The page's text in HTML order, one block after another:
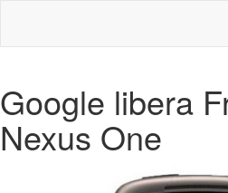
Google libera
Nexus One